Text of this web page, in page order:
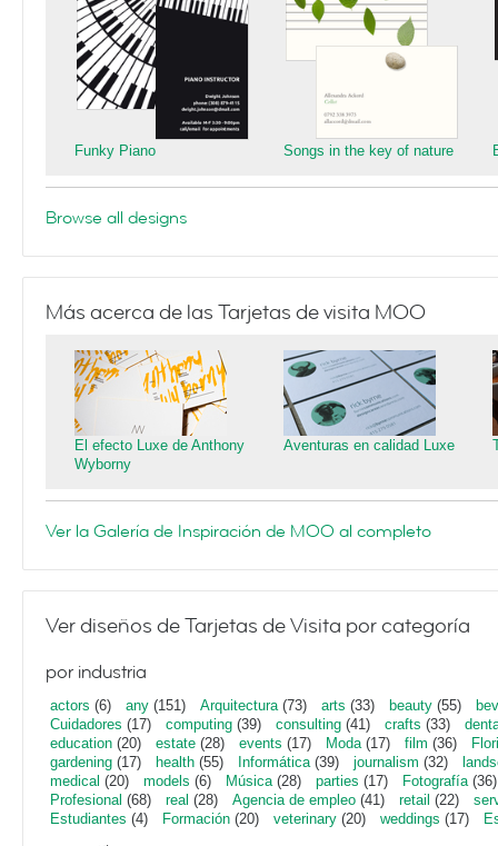
Funky Piano Songs in the key of nature
Browse all designs
Más acerca de las Tarjetas de visita MOO
El efecto Luxe de Anthony
Wyborny
Aventuras en calidad Luxe
Ver la Galería de Inspiración de MOO al completo
Ver diseños de Tarjetas de Visita por categoría
por industria
actors (6) any (151) Arquitectura(73) arts (33) beauty (55)
Cuidadores (17) computing (39) consulting (41) crafts (33)
education (20) estate (28) events (17) Moda(17) film (36)
gardening (17) health (55) Informática(39) journalism (32)
medical (20) models (6) Música(28) parties (17) Fotografía(36)
Profesional (68) real (28) Agencia de empleo (41) retail (22)
Estudiantes (4) Formación (20) veterinary (20) weddings (17)